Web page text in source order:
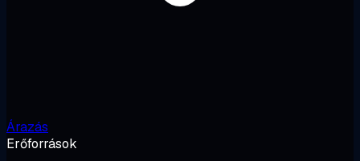
Árazás
Erőforrások